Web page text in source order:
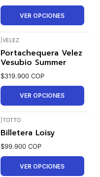
VER OPCIONES
VELEZ
Portachequera Velez
Vesubio Summer
$319.900 COP
VER OPCIONES
TOTTO
Billetera Loisy
$99.900 COP
VER OPCIONES